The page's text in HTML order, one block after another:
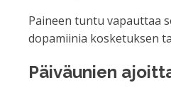
Paineen tuntu vapauttaa
dopamiinia kosketuksen
Päiväunien